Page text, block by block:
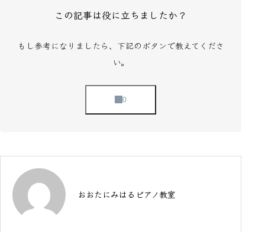
この記事は役に立ちましたか？
もし参考になりましたら、下記のボタンで教えてくださ
い。
おおたにみはるピアノ教室